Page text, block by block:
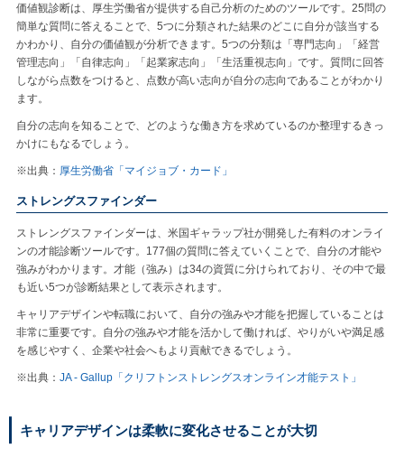
価値観診断は、厚生労働省が提供する自己分析のためのツールです。25問の
簡単な質問に答えることで、5つに分類された結果のどこに自分が該当する
かわかり、自分の価値観が分析できます。5つの分類は「専門志向」「経営
管理志向」「自律志向」「起業家志向」「生活重視志向」です。質問に回答
しながら点数をつけると、点数が高い志向が自分の志向であることがわかり
ます。
自分の志向を知ることで、どのような働き方を求めているのか整理するきっ
かけにもなるでしょう。
※出典： 厚生労働省「マイジョブ・カード」
ストレングスファインダー
ストレングスファインダーは、米国ギャラップ社が開発した有料のオンライ
ンの才能診断ツールです。177個の質問に答えていくことで、自分の才能や
強みがわかります。才能（強み）は34の資質に分けられており、その中で最
も近い5つが診断結果として表示されます。
キャリアデザインや転職において、自分の強みや才能を把握していることは
非常に重要です。自分の強みや才能を活かして働ければ、やりがいや満足感
を感じやすく、企業や社会へもより貢献できるでしょう。
※出典： JA - Gallup「クリフトンストレングスオンライン才能テスト」
キャリアデザインは柔軟に変化させることが大切